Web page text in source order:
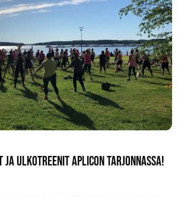
ja ulkotreenit Aplicon tarjonnassa!